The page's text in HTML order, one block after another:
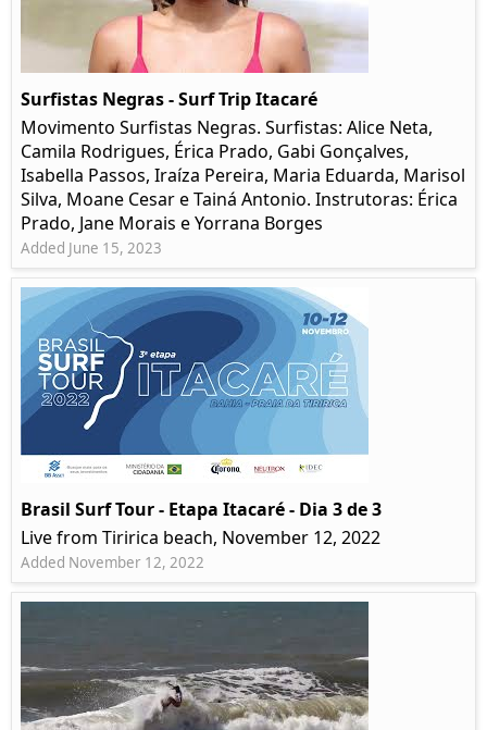
Surfistas Negras - Surf Trip Itacaré
Movimento Surfistas Negras. Surfistas: Alice Neta,
Camila Rodrigues, Érica Prado, Gabi Gonçalves,
Isabella Passos, Iraíza Pereira, Maria Eduarda, Marisol
Silva, Moane Cesar e Tainá Antonio. Instrutoras: Érica
Prado, Jane Morais e Yorrana Borges
Added June 15, 2023
Brasil Surf Tour - Etapa Itacaré - Dia 3 de 3
Live from Tiririca beach, November 12, 2022
Added November 12, 2022